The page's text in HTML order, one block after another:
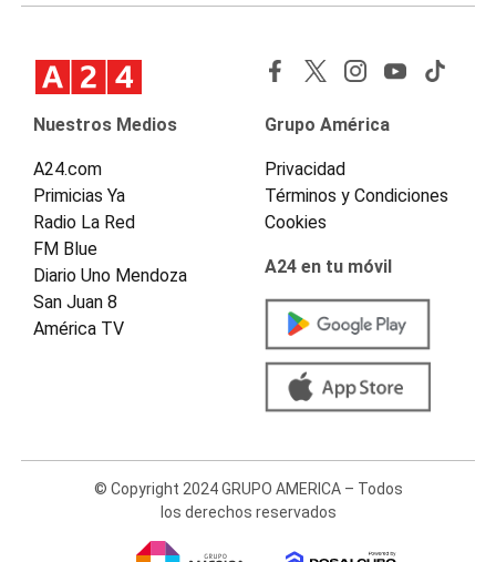
Nuestros Medios
A24.com
Primicias Ya
Radio La Red
FM Blue
Diario Uno Mendoza
San Juan 8
América TV
Grupo América
Privacidad
Términos y Condiciones
Cookies
A24 en tu móvil
© Copyright 2024 GRUPO AMERICA – Todos
los derechos reservados